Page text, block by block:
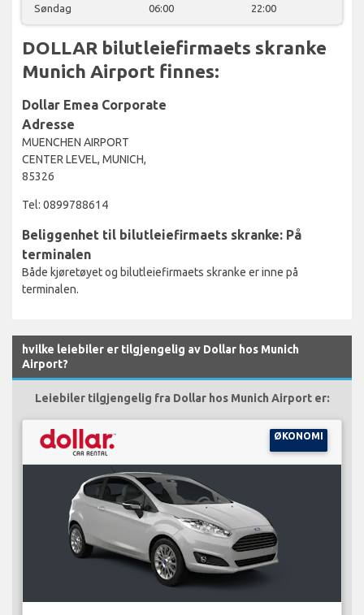
Søndag 06:00 22:00
DOLLAR bilutleiefirmaets skranke
Munich Airport finnes:
Dollar Emea Corporate
Adresse
MUENCHEN AIRPORT
CENTER LEVEL, MUNICH,
85326
Tel: 0899788614
Beliggenhet til bilutleiefirmaets skranke: På
terminalen
Både kjøretøyet og bilutleiefirmaets skranke er inne på
terminalen.
hvilke leiebiler er tilgjengelig av Dollar hos Munich
Airport?
Leiebiler tilgjengelig fra Dollar hos Munich Airport er:
ØKONOMI